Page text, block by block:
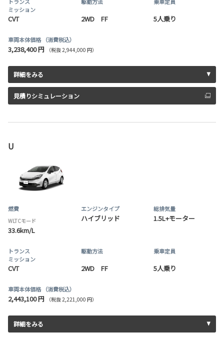
ミッション
CVT 2WD FF 5人乗り
車両本体価格 （消費税込）
3,238,400 円 （税抜 2,944,000 円）
詳細をみる
見積りシミュレーション
U
燃費
WLTCモード
33.6km/L
エンジンタイプ
ハイブリッド
総排気量
1.5L+モーター
トランス
ミッション
CVT
駆動方法
2WD FF
乗車定員
5人乗り
車両本体価格 （消費税込）
2,443,100 円 （税抜 2,221,000 円）
詳細をみる